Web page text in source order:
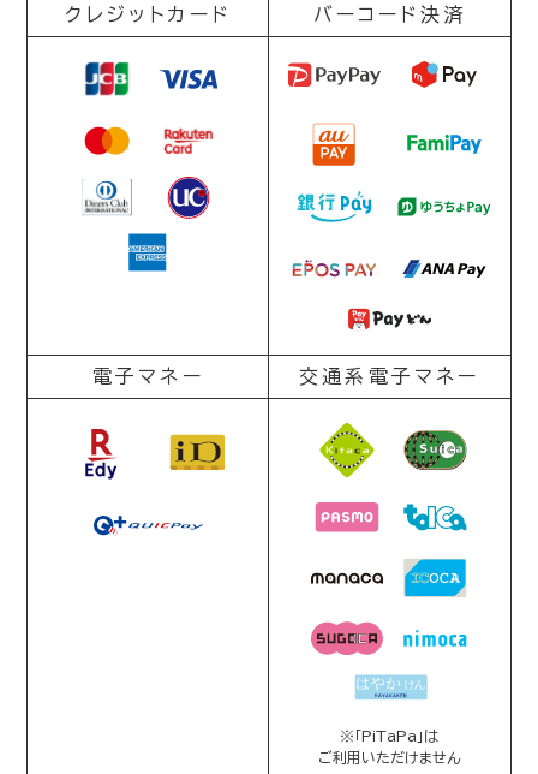
クレジットカード バーコード決済
電子マネー 交通系電子マネー
※「PiTaPa」は
ご利用いただけません